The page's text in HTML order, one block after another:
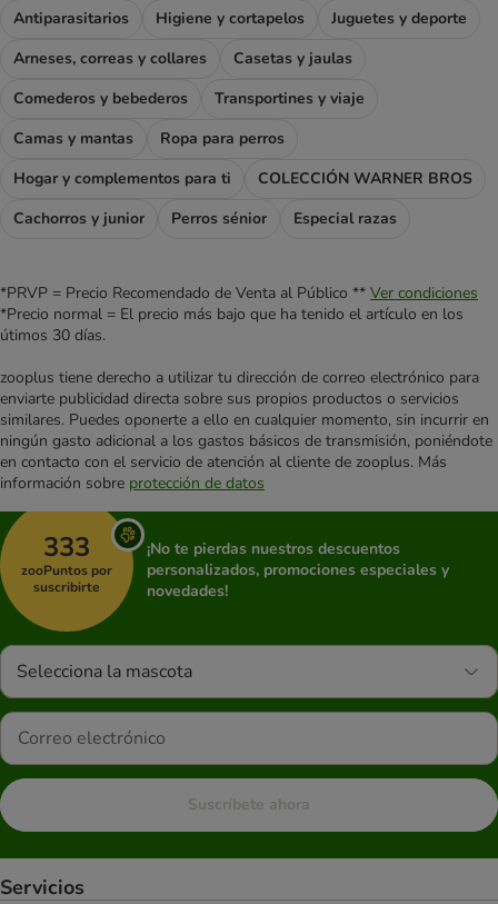
Antiparasitarios
Higiene y cortapelos
Juguetes y deporte
Arneses, correas y collares
Casetas y jaulas
Comederos y bebederos
Transportines y viaje
Camas y mantas
Ropa para perros
Hogar y complementos para ti
COLECCIÓN WARNER BROS
Cachorros y junior
Perros sénior Especial razas
*PRVP = Precio Recomendado de Venta al Público ** Ver condiciones
*Precio normal = El precio más bajo que ha tenido el artículo en los
útimos 30 días.
zooplus tiene derecho a utilizar tu dirección de correo electrónico para
enviarte publicidad directa sobre sus propios productos o servicios
similares. Puedes oponerte a ello en cualquier momento, sin incurrir en
ningún gasto adicional a los gastos básicos de transmisión, poniéndote
en contacto con el servicio de atención al cliente de zooplus. Más
información sobre protección de datos
333
zooPuntos por
suscribirte
¡No te pierdas nuestros descuentos
personalizados, promociones especiales y
novedades!
Selecciona la mascota
Suscríbete ahora
Servicios